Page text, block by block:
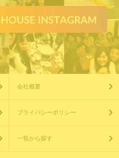
会社概要
プライバシーポリシー
一覧から探す